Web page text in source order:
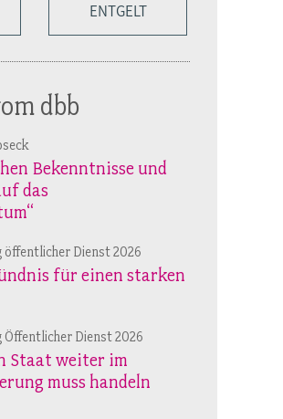
ENTGELT
dbb
Bekenntnisse und
das
Dienst 2026
für einen starken
Dienst 2026
Staat weiter im
muss handeln